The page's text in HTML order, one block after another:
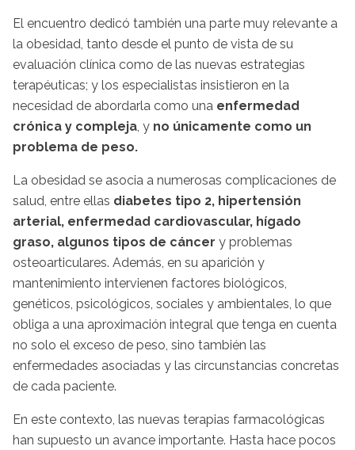
El encuentro dedicó también una parte muy relevante a
la obesidad, tanto desde el punto de vista de su
evaluación clínica como de las nuevas estrategias
terapéuticas; y los especialistas insistieron en la
necesidad de abordarla como una enfermedad
crónica y compleja, y no únicamente como un
problema de peso.
La obesidad se asocia a numerosas complicaciones de
salud, entre ellas diabetes tipo 2, hipertensión
arterial, enfermedad cardiovascular, hígado
graso, algunos tipos de cáncer y problemas
osteoarticulares. Además, en su aparición y
mantenimiento intervienen factores biológicos,
genéticos, psicológicos, sociales y ambientales, lo que
obliga a una aproximación integral que tenga en cuenta
no solo el exceso de peso, sino también las
enfermedades asociadas y las circunstancias concretas
de cada paciente.
En este contexto, las nuevas terapias farmacológicas
han supuesto un avance importante. Hasta hace pocos